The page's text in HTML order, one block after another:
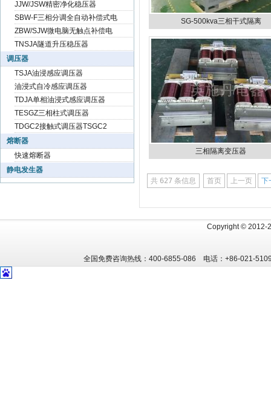
JJW/JSW精密净化稳压器
SBW-F三相分调全自动补偿式电
ZBW/SJW微电脑无触点补偿电
TNSJA隧道升压稳压器
调压器
TSJA油浸感应调压器
油浸式自冷感应调压器
TDJA单相油浸式感应调压器
TESGZ三相柱式调压器
TDGC2接触式调压器TSGC2
熔断器
快速熔断器
静电发生器
SG-500kva三相干式隔离
三相隔离变压器
共 627 条信息 首页 上一页 下
Copyright© 2012-
全国免费咨询热线：400-6855-086 电话：+86-021-